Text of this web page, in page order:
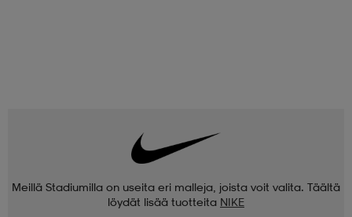
Meillä Stadiumilla on useita eri malleja, joista voit valita. Täältä
löydät lisää tuotteita NIKE